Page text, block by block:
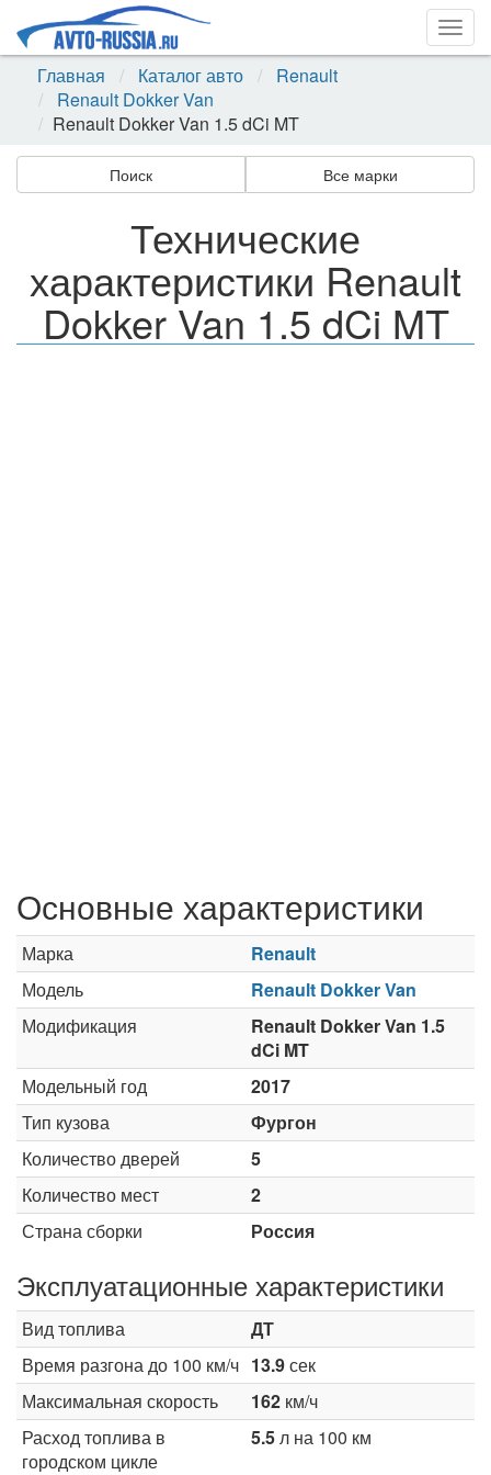
Главная
Каталог авто
Renault
Renault Dokker Van
Renault Dokker Van 1.5 dCi MT
Поиск Все марки
Технические
характеристики Renault
Dokker Van 1.5 dCi MT
Основные характеристики
Марка
Renault
Модель
Renault Dokker Van
Модификация
Renault Dokker Van 1.5
dCi MT
Модельный год
2017
Тип кузова
Фургон
Количество дверей
5
Количество мест
2
Страна сборки
Россия
Эксплуатационные характеристики
Вид топлива
ДТ
Время разгона до 100 км/ч 13.9сек
Максимальная скорость
162 км/ч
Расход топлива в
городском цикле
5.5л на 100 км